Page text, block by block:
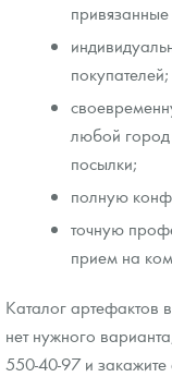
покупателей;
любой город
посылки;
полную
точную
прием на
Каталог артефактов
нет нужного
550-40-97 и